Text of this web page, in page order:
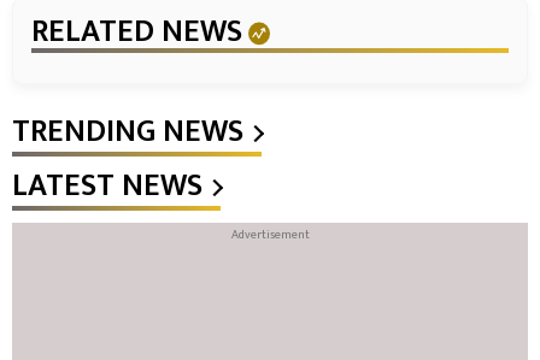
RELATED NEWS
TRENDING NEWS
LATEST NEWS